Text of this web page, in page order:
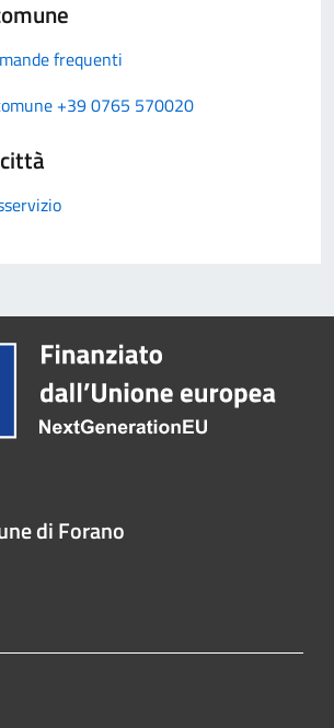
frequenti
+39 0765 570020
di Forano